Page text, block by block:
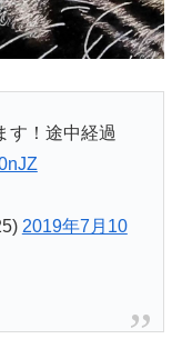
す！途中経過
2019年7月10